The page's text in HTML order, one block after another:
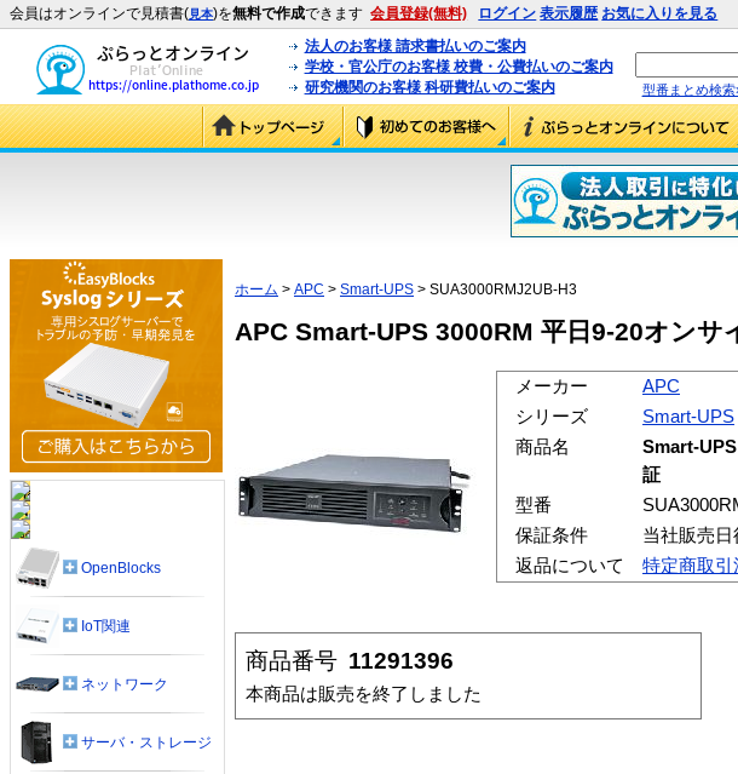
会員はオンラインで見積書(見本)を無料で作成できます 会員登録(無料) ログイン 表示履歴 お気に入りを見る
法人のお客様 請求書払いのご案内
学校・官公庁のお客様 校費・公費払いのご案内
研究機関のお客様 科研費払いのご案内
型番まとめ検索
ホーム > APC > Smart-UPS > SUA3000RMJ2UB-H3
APC Smart-UPS 3000RM 平日9-20オンサ
メーカー
APC
シリーズ
Smart-UPS
商品名
Smart-
証
型番
保証条件
当社販売
返品について
特定商取
商品番号 11291396
本商品は販売を終了しました
OpenBlocks
IoT関連
ネットワーク
サーバ・ストレージ